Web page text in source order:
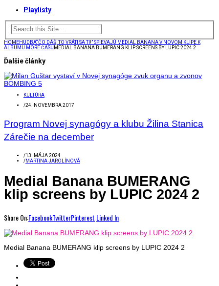
Playlisty
HOMEHUDBA“ČO DÁŠ, TO VRÁTI SA TI!” SPIEVAJÚ MEDIAL BANANA V NOVOM KLIPE K
ALBUMU MORE ČASU MEDIAL BANANA BUMERANG KLIP SCREENS BY LUPIC 2024 2
Ďalšie články
KULTÚRA
/24. NOVEMBRA 2017
Program Novej synagógy a klubu Žilina Stanica
Zárečie na december
/13. MÁJA 2024
/MARTINA JAROLÍNOVÁ
Medial Banana BUMERANG
klip screens by LUPIC 2024 2
Share On:FacebookTwitterPinterest Linked In
Medial Banana BUMERANG klip screens by LUPIC 2024 2